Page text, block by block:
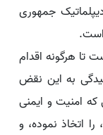
جمهوری
است.
تا هرگونه اقدام
به این نقض
که امنیت و ایمنی
اتخاذ نموده، و